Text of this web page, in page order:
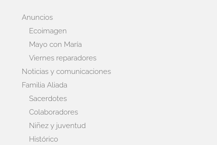
Anuncios
Ecoimagen
Mayo con María
Viernes reparadores
Noticias y comunicaciones
Familia Aliada
Sacerdotes
Colaboradores
Niñez y juventud
Histórico